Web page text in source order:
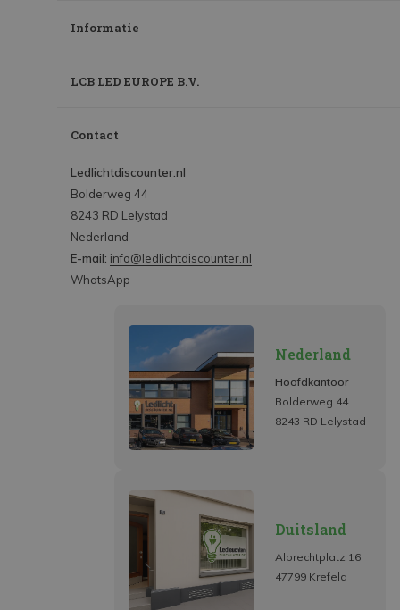
Informatie
LCB LED EUROPE B.V.
Contact
Ledlichtdiscounter.nl
Bolderweg 44
8243 RD Lelystad
Nederland
E-mail: info@ledlichtdiscounter.nl
WhatsApp
Nederland
Hoofdkantoor
Bolderweg 44
8243 RD Lelystad
Duitsland
Albrechtplatz 16
47799 Krefeld